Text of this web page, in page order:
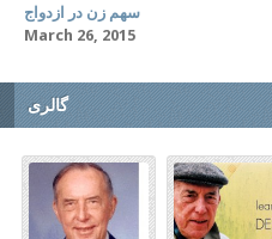
سهم زن در ازدواج
March 26, 2015
گالری